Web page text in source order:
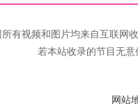
有视频和图片均来自互联网
若本站收录的节目无
网站